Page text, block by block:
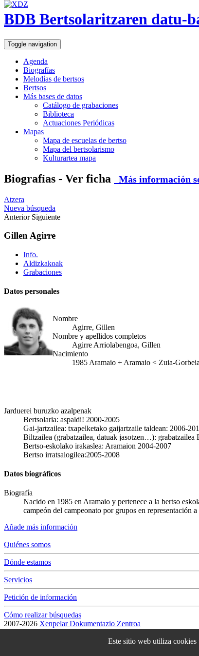
BDB Bertsolaritzaren datu-
Toggle navigation
Agenda
Biografías
Melodías de bertsos
Bertsos
Más bases de datos
Catálogo de grabaciones
Biblioteca
Actuaciones Periódicas
Mapas
Mapa de escuelas de bertso
Mapa del bertsolarismo
Kulturartea mapa
Biografías - Ver ficha Más información
Atzera
Nueva búsqueda
Anterior Siguiente
Gillen Agirre
Info.
Aldizkakoak
Grabaciones
Datos personales
Nombre
Agirre, Gillen
Nombre y apellidos completos
Agirre Arriolabengoa, Gillen
Nacimiento
1985 Aramaio + Aramaio < Zuia-
Jarduerei buruzko azalpenak
Bertsolaria: aspaldi! 2000-2005
Gai-jartzailea: txapelketako gaijartzaile taldean: 2006-
Biltzailea (grabatzailea, datuak jasotzen…): grabatzailea
Bertso-eskolako irakaslea: Aramaion 2004-2007
Bertso irratsaiogilea:2005-2008
Datos biográficos
Biografía
Nacido en 1985 en Aramaio y pertenece a la bertso
campeón del campeonato por grupos en representación
Añade más información
Quiénes somos
Dónde estamos
Servicios
Petición de información
Cómo realizar búsquedas
2007-2026 Xenpelar Dokumentazio Zentroa
T. (+34) 943 69 42 77 / F. (+34) 943 69 30 41 / xenpelar [a
Este sitio web utiliza cookies